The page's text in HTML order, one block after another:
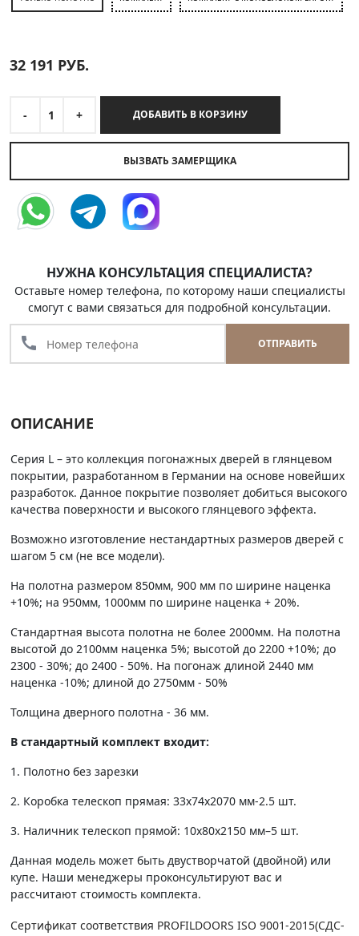
32 191 РУБ.
- 1 + ДОБАВИТЬ В КОРЗИНУ
ВЫЗВАТЬ ЗАМЕРЩИКА
НУЖНА КОНСУЛЬТАЦИЯ СПЕЦИАЛИСТА?
Оставьте номер телефона, по которому наши специалисты
смогут с вами связаться для подробной консультации.
call ОТПРАВИТЬ
ОПИСАНИЕ
Серия L – это коллекция погонажных дверей в глянцевом
покрытии, разработанном в Германии на основе новейших
разработок. Данное покрытие позволяет добиться высокого
качества поверхности и высокого глянцевого эффекта.
Возможно изготовление нестандартных размеров дверей с
шагом 5 см (не все модели).
На полотна размером 850мм, 900 мм по ширине наценка
+10%; на 950мм, 1000мм по ширине наценка + 20%.
Стандартная высота полотна не более 2000мм. На полотна
высотой до 2100мм наценка 5%; высотой до 2200 +10%; до
2300 - 30%; до 2400 - 50%. На погонаж длиной 2440 мм
наценка -10%; длиной до 2750мм - 50%
Толщина дверного полотна - 36 мм.
В стандартный комплект входит:
1. Полотно без зарезки
2. Коробка телескоп прямая: 33х74х2070 мм-2.5 шт.
3. Наличник телескоп прямой: 10х80х2150 мм–5 шт.
Данная модель может быть двустворчатой (двойной) или
купе. Наши менеджеры проконсультируют вас и
рассчитают стоимость комплекта.
Сертификат соответствия PROFILDOORS ISO 9001-2015(СДС-